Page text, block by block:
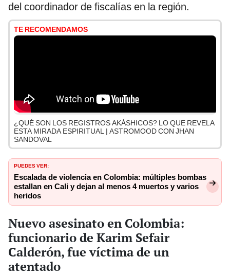
del coordinador de fiscalías en la región.
TE RECOMENDAMOS
¿QUÉ SON LOS REGISTROS AKÁSHICOS? LO QUE REVELA
ESTA MIRADA ESPIRITUAL | ASTROMOOD CON JHAN
SANDOVAL
PUEDES VER:
Escalada de violencia en Colombia: múltiples bombas
estallan en Cali y dejan al menos 4 muertos y varios
heridos
Nuevo asesinato en Colombia:
funcionario de Karim Sefair
Calderón, fue víctima de un
atentado